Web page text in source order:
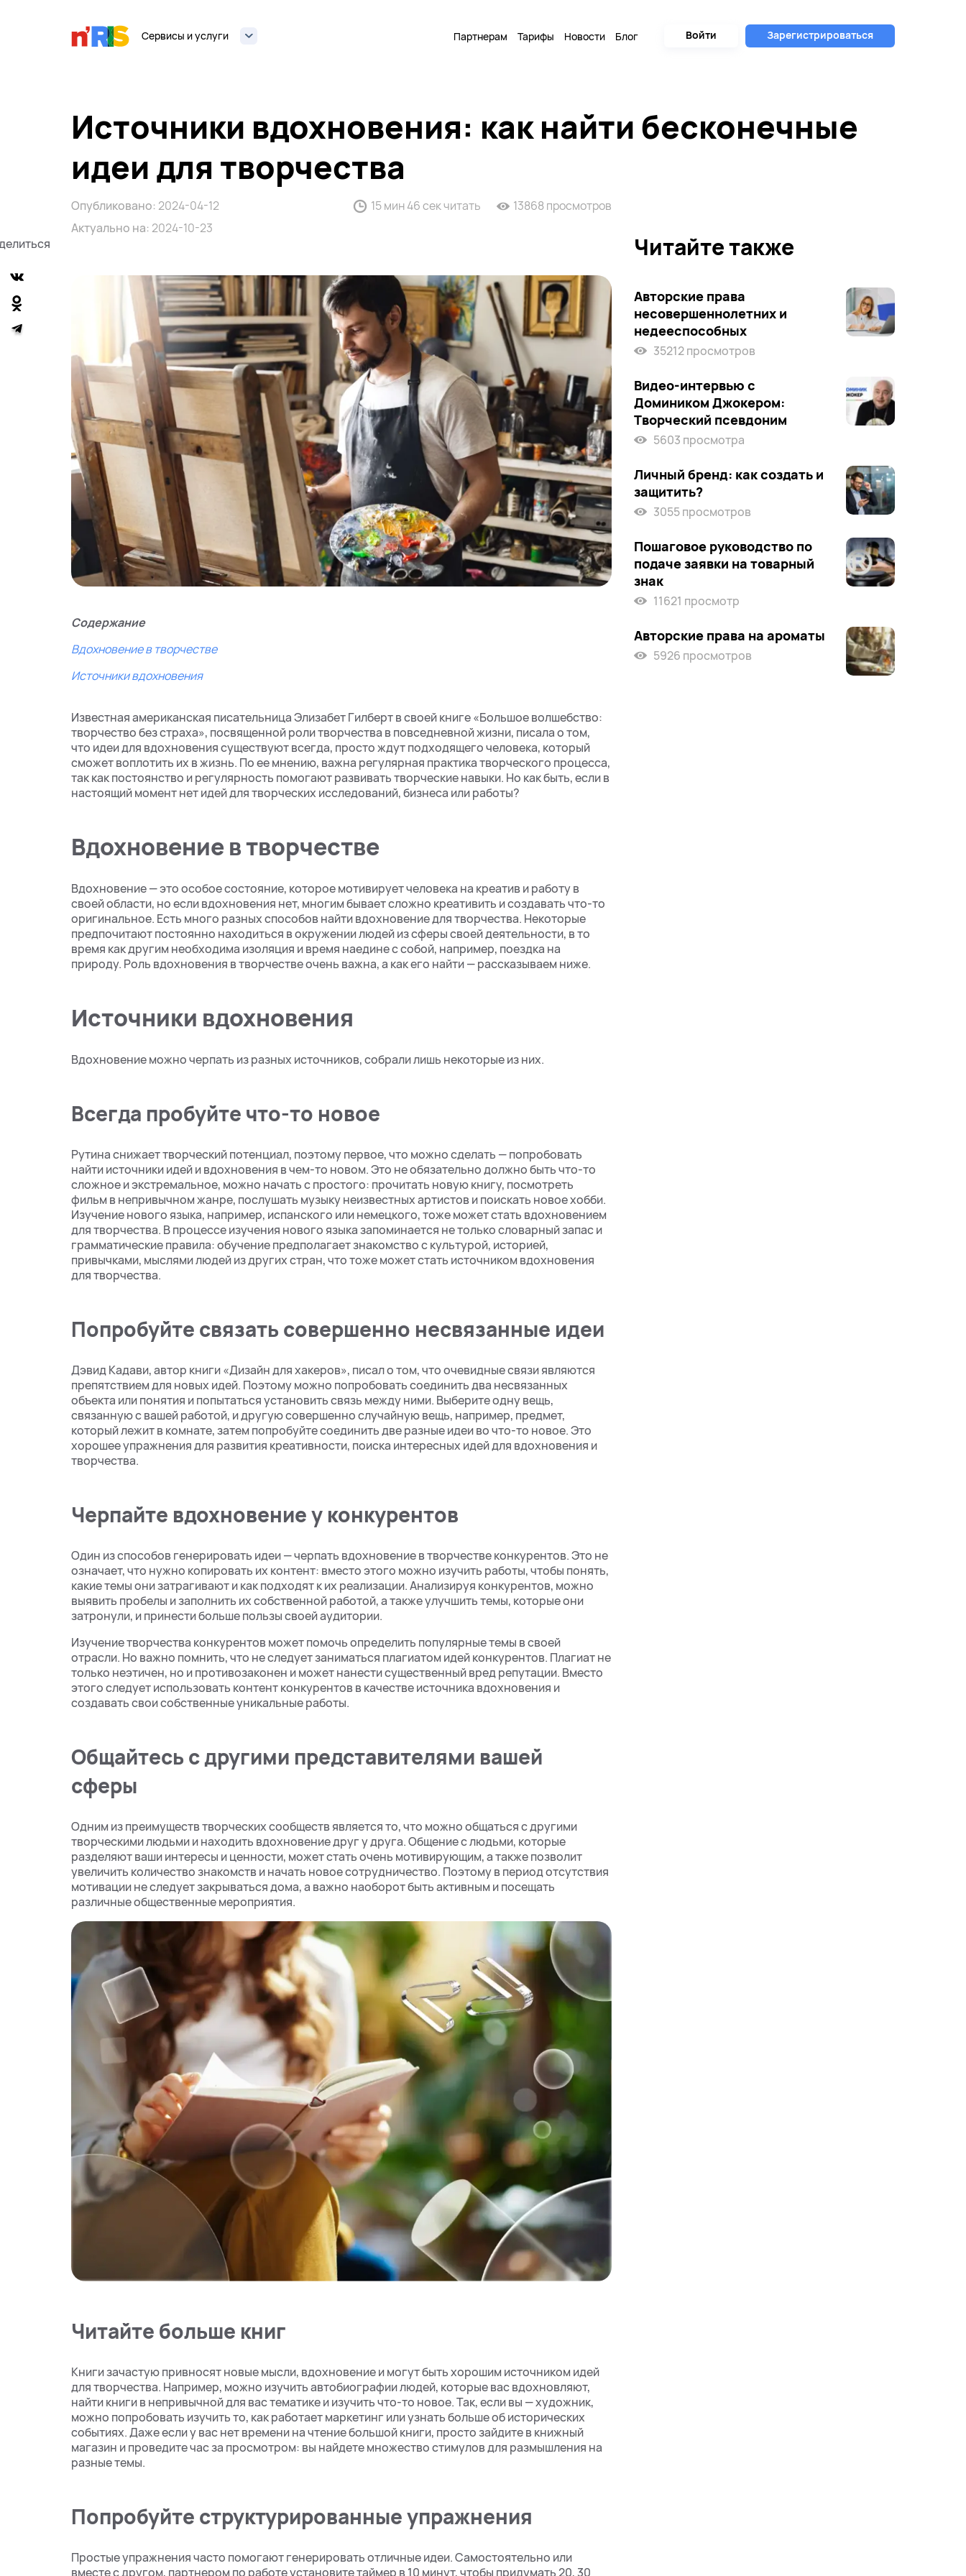
Сервисы и услуги Партнерам Тарифы Новости Блог Войти Зарегистрироваться
Источники вдохновения: как найти бесконечные
идеи для творчества
Опубликовано: 2024-04-12
Актуально на: 2024-10-23
15 мин 46 сек читать 13868 просмотров
Содержание
Вдохновение в творчестве
Источники вдохновения
Известная американская писательница Элизабет Гилберт в своей книге «Большое волшебство:
творчество без страха», посвященной роли творчества в повседневной жизни, писала о том,
что идеи для вдохновения существуют всегда, просто ждут подходящего человека, который
сможет воплотить их в жизнь. По ее мнению, важна регулярная практика творческого процесса,
так как постоянство и регулярность помогают развивать творческие навыки. Но как быть, если в
настоящий момент нет идей для творческих исследований, бизнеса или работы?
Вдохновение в творчестве
Вдохновение — это особое состояние, которое мотивирует человека на креатив и работу в
своей области, но если вдохновения нет, многим бывает сложно креативить и создавать что-то
оригинальное. Есть много разных способов найти вдохновение для творчества. Некоторые
предпочитают постоянно находиться в окружении людей из сферы своей деятельности, в то
время как другим необходима изоляция и время наедине с собой, например, поездка на
природу. Роль вдохновения в творчестве очень важна, а как его найти — рассказываем ниже.
Источники вдохновения
Вдохновение можно черпать из разных источников, собрали лишь некоторые из них.
Всегда пробуйте что-то новое
Рутина снижает творческий потенциал, поэтому первое, что можно сделать — попробовать
найти источники идей и вдохновения в чем-то новом. Это не обязательно должно быть что-то
сложное и экстремальное, можно начать с простого: прочитать новую книгу, посмотреть
фильм в непривычном жанре, послушать музыку неизвестных артистов и поискать новое хобби.
Изучение нового языка, например, испанского или немецкого, тоже может стать вдохновением
для творчества. В процессе изучения нового языка запоминается не только словарный запас и
грамматические правила: обучение предполагает знакомство с культурой, историей,
привычками, мыслями людей из других стран, что тоже может стать источником вдохновения
для творчества.
Попробуйте связать совершенно несвязанные идеи
Дэвид Кадави, автор книги «Дизайн для хакеров», писал о том, что очевидные связи являются
препятствием для новых идей. Поэтому можно попробовать соединить два несвязанных
объекта или понятия и попытаться установить связь между ними. Выберите одну вещь,
связанную с вашей работой, и другую совершенно случайную вещь, например, предмет,
который лежит в комнате, затем попробуйте соединить две разные идеи во что-то новое. Это
хорошее упражнения для развития креативности, поиска интересных идей для вдохновения и
творчества.
Черпайте вдохновение у конкурентов
Один из способов генерировать идеи — черпать вдохновение в творчестве конкурентов. Это не
означает, что нужно копировать их контент: вместо этого можно изучить работы, чтобы понять,
какие темы они затрагивают и как подходят к их реализации. Анализируя конкурентов, можно
выявить пробелы и заполнить их собственной работой, а также улучшить темы, которые они
затронули, и принести больше пользы своей аудитории.
Изучение творчества конкурентов может помочь определить популярные темы в своей
отрасли. Но важно помнить, что не следует заниматься плагиатом идей конкурентов. Плагиат не
только неэтичен, но и противозаконен и может нанести существенный вред репутации. Вместо
этого следует использовать контент конкурентов в качестве источника вдохновения и
создавать свои собственные уникальные работы.
Общайтесь с другими представителями вашей
сферы
Одним из преимуществ творческих сообществ является то, что можно общаться с другими
творческими людьми и находить вдохновение друг у друга. Общение с людьми, которые
разделяют ваши интересы и ценности, может стать очень мотивирующим, а также позволит
увеличить количество знакомств и начать новое сотрудничество. Поэтому в период отсутствия
мотивации не следует закрываться дома, а важно наоборот быть активным и посещать
различные общественные мероприятия.
Читайте больше книг
Книги зачастую привносят новые мысли, вдохновение и могут быть хорошим источником идей
для творчества. Например, можно изучить автобиографии людей, которые вас вдохновляют,
найти книги в непривычной для вас тематике и изучить что-то новое. Так, если вы — художник,
можно попробовать изучить то, как работает маркетинг или узнать больше об исторических
событиях. Даже если у вас нет времени на чтение большой книги, просто зайдите в книжный
магазин и проведите час за просмотром: вы найдете множество стимулов для размышления на
разные темы.
Попробуйте структурированные упражнения
Простые упражнения часто помогают генерировать отличные идеи. Самостоятельно или
вместе с другом, партнером по работе установите таймер в 10 минут, чтобы придумать 20, 30
Читайте также
Авторские права
несовершеннолетних и
недееспособных
35212 просмотров
Видео-интервью с
Домиником Джокером:
Творческий псевдоним
5603 просмотра
Личный бренд: как создать и
защитить?
3055 просмотров
Пошаговое руководство по
подаче заявки на товарный
знак
11621 просмотр
Авторские права на ароматы
5926 просмотров